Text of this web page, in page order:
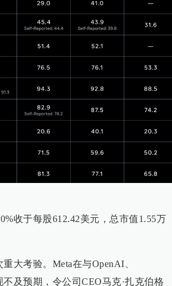
收于每股612.42美元，总市值1.55万
大考验。Meta在与OpenAI、
及预期，令公司CEO马克·扎克伯格